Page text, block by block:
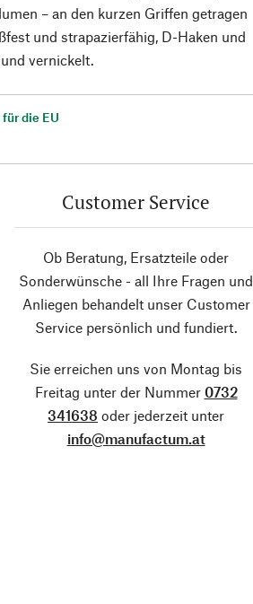
– an den kurzen Griffen getragen
und strapazierfähig, D-Haken und
vernickelt.
die EU
Customer Service
Ob Beratung, Ersatzteile oder
Sonderwünsche - all Ihre Fragen und
Anliegen behandelt unser Customer
Service persönlich und fundiert.
Sie erreichen uns von Montag bis
Freitag unter der Nummer 0732
341638 oder jederzeit unter
info@manufactum.at